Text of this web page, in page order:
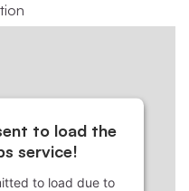
to load the
service!
to load due to